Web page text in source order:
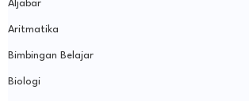
Aljabar
Aritmatika
Bimbingan Belajar
Biologi